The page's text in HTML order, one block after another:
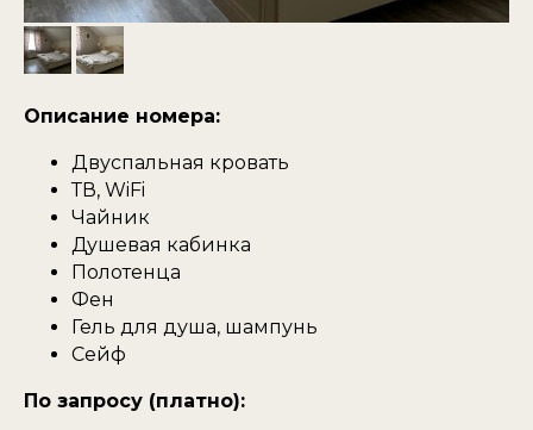
Описание номера:
Двуспальная кровать
ТВ, WiFi
Чайник
Душевая кабинка
Полотенца
Фен
Гель для душа, шампунь
Сейф
По запросу (платно):